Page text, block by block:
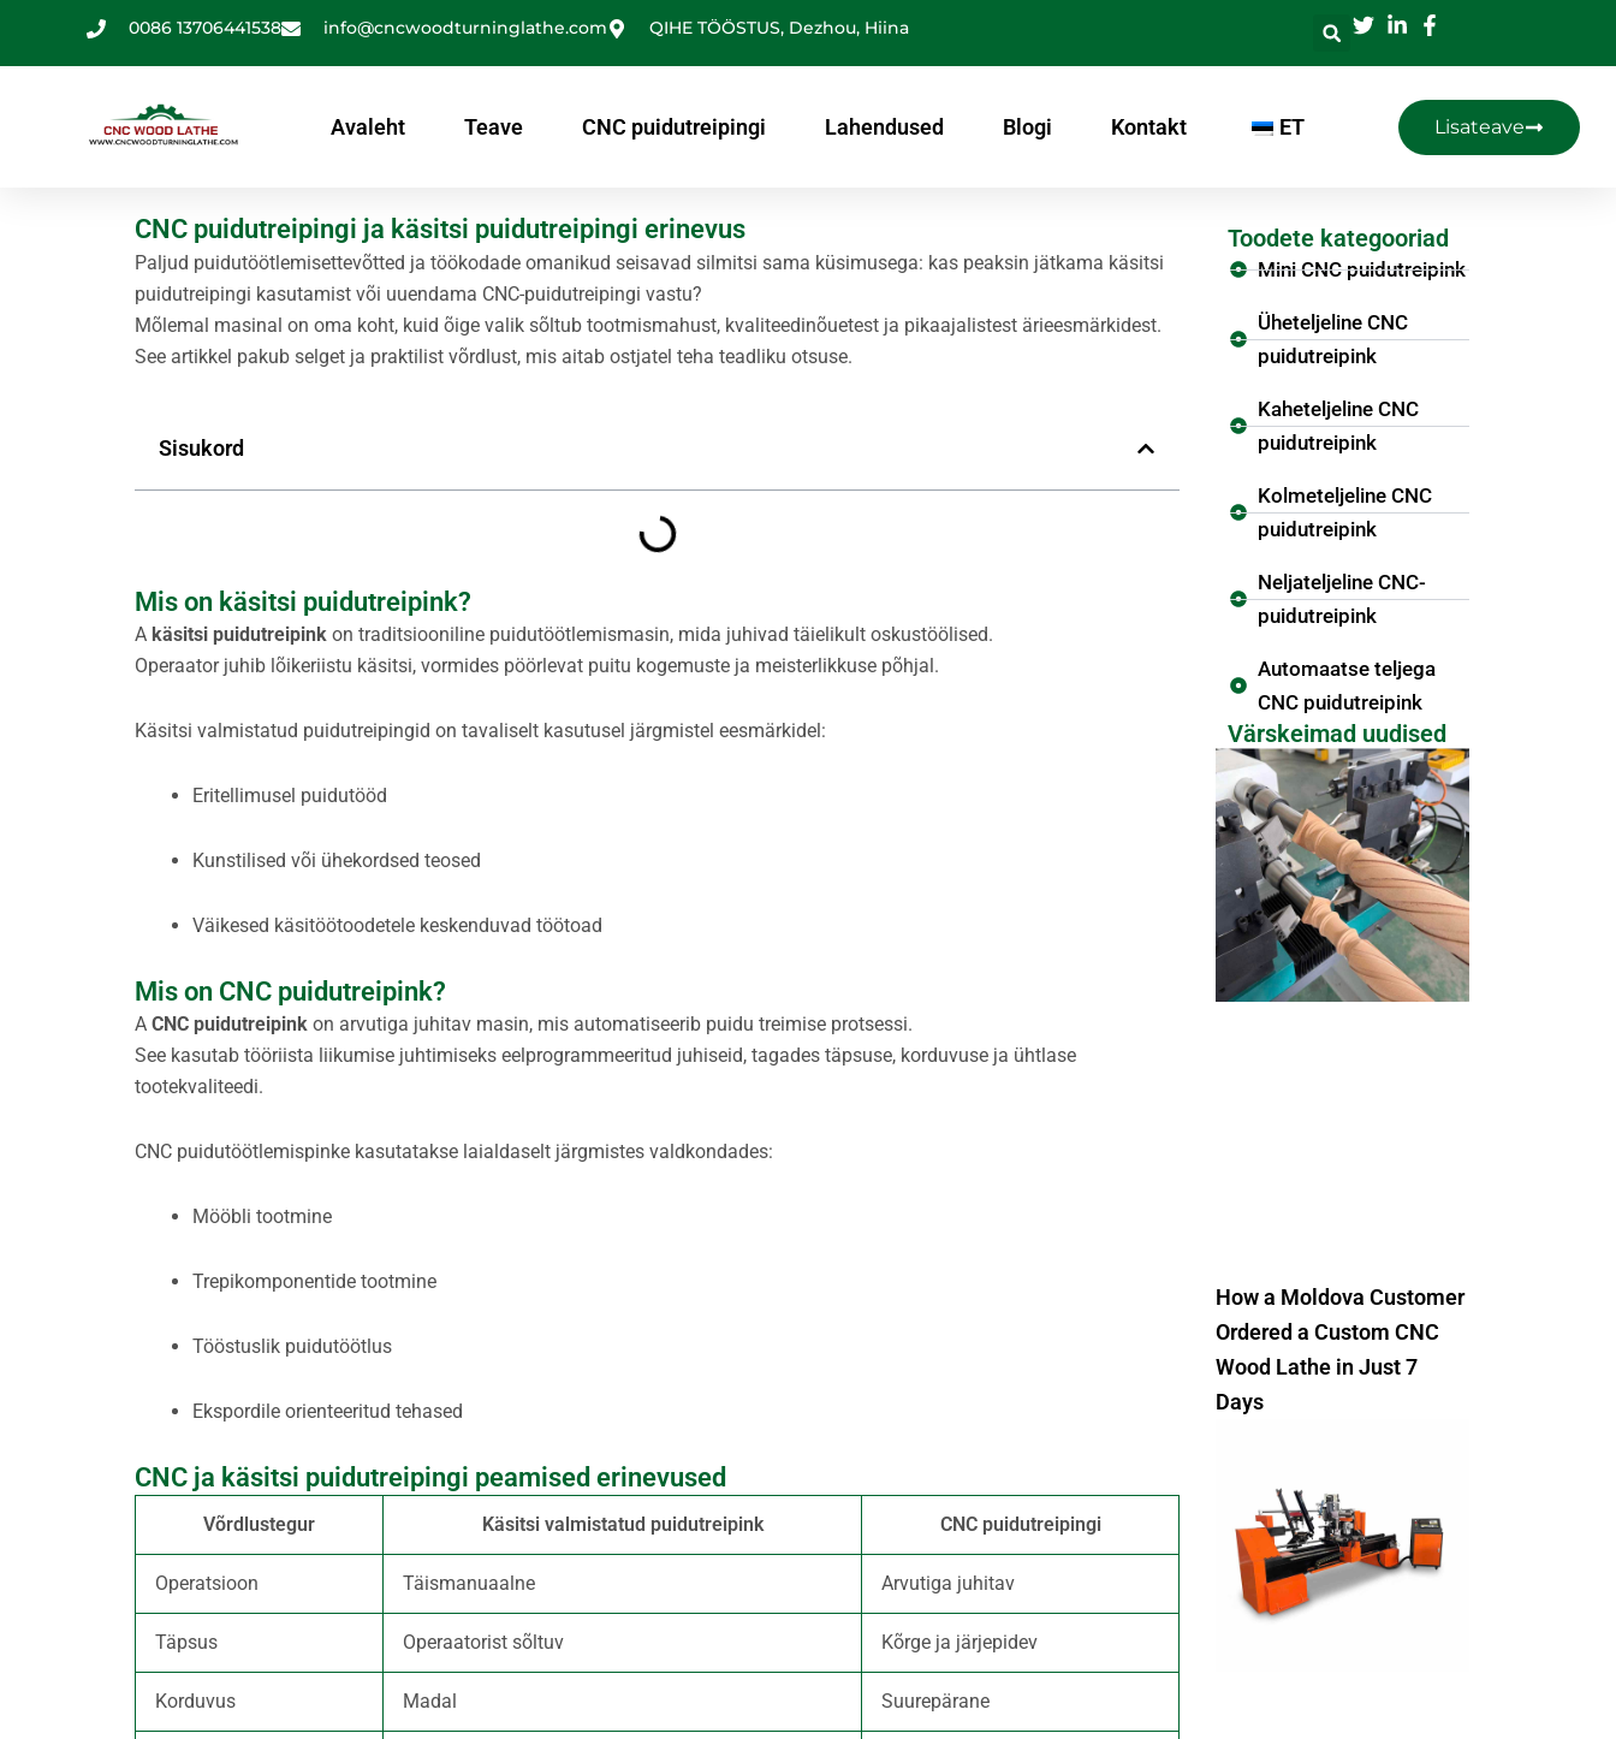
0086 13706441538 info@cncwoodturninglathe.com QIHE TÖÖSTUS, Dezhou, Hiina
Avaleht Teave CNC puidutreipingi Lahendused Blogi Kontakt ET Lisateave
CNC puidutreipingi ja käsitsi puidutreipingi erinevus
Paljud puidutöötlemisettevõtted ja töökodade omanikud seisavad silmitsi sama küsimusega: kas peaksin jätkama käsitsi
puidutreipingi kasutamist või uuendama CNC-puidutreipingi vastu?
Mõlemal masinal on oma koht, kuid õige valik sõltub tootmismahust, kvaliteedinõuetest ja pikaajalistest ärieesmärkidest.
See artikkel pakub selget ja praktilist võrdlust, mis aitab ostjatel teha teadliku otsuse.
Sisukord
Mis on käsitsi puidutreipink?
A käsitsi puidutreipink on traditsiooniline puidutöötlemismasin, mida juhivad täielikult oskustöölised.
Operaator juhib lõikeriistu käsitsi, vormides pöörlevat puitu kogemuste ja meisterlikkuse põhjal.
Käsitsi valmistatud puidutreipingid on tavaliselt kasutusel järgmistel eesmärkidel:
Eritellimusel puidutööd
Kunstilised või ühekordsed teosed
Väikesed käsitöötoodetele keskenduvad töötoad
Mis on CNC puidutreipink?
A CNC puidutreipink on arvutiga juhitav masin, mis automatiseerib puidu treimise protsessi.
See kasutab tööriista liikumise juhtimiseks eelprogrammeeritud juhiseid, tagades täpsuse, korduvuse ja ühtlase
tootekvaliteedi.
CNC puidutöötlemispinke kasutatakse laialdaselt järgmistes valdkondades:
Mööbli tootmine
Trepikomponentide tootmine
Tööstuslik puidutöötlus
Ekspordile orienteeritud tehased
CNC ja käsitsi puidutreipingi peamised erinevused
Võrdlustegur Käsitsi valmistatud puidutreipink CNC puidutreipingi
Operatsioon Täismanuaalne Arvutiga juhitav
Täpsus Operaatorist sõltuv Kõrge ja järjepidev
Korduvus Madal Suurepärane
Toodete kategooriad
Mini CNC puidutreipink
Üheteljeline CNC
puidutreipink
Kaheteljeline CNC
puidutreipink
Kolmeteljeline CNC
puidutreipink
Neljateljeline CNC-
puidutreipink
Automaatse teljega
CNC puidutreipink
Värskeimad uudised
How a Moldova Customer
Ordered a Custom CNC
Wood Lathe in Just 7
Days